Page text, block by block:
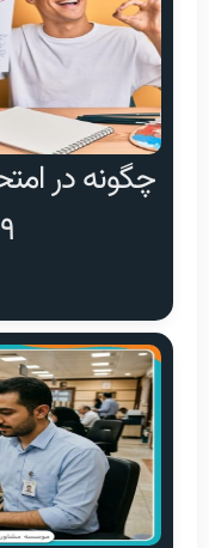
۹ نکته طلایی